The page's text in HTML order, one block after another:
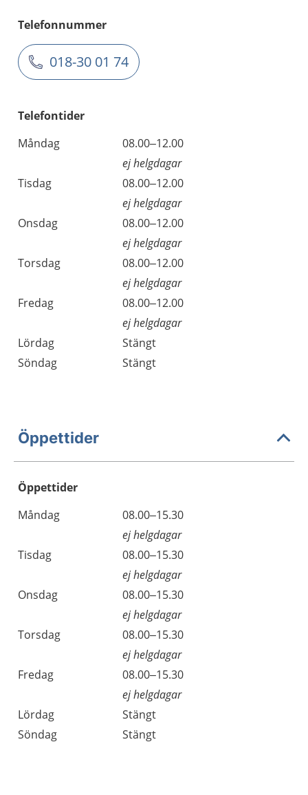
Telefonnummer
018-30 01 74
Telefontider
Måndag
08.00–12.00
ej helgdagar
Tisdag
08.00–12.00
ej helgdagar
Onsdag
08.00–12.00
ej helgdagar
Torsdag
08.00–12.00
ej helgdagar
Fredag
08.00–12.00
ej helgdagar
Lördag
Stängt
Söndag
Stängt
Öppettider
Öppettider
Dag
Öppettider
Kommentarer
Måndag
08.00–15.30
ej helgdagar
Tisdag
08.00–15.30
ej helgdagar
Onsdag
08.00–15.30
ej helgdagar
Torsdag
08.00–15.30
ej helgdagar
Fredag
08.00–15.30
ej helgdagar
Lördag
Stängt
Söndag
Stängt